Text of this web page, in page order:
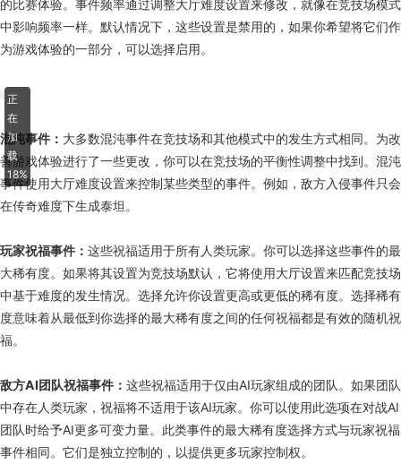
的比赛体验。事件频率通过调整大厅难度设置来修改，就像在竞技场模式
中影响频率一样。默认情况下，这些设置是禁用的，如果你希望将它们作
为游戏体验的一部分，可以选择启用。
正在加载63%
混沌事件： 大多数混沌事件在竞技场和其他模式中的发生方式相同。为改
事件使用大厅难度设置来控制某些类型的事件。例如，敌方入侵事件只会
在传奇难度下生成泰坦。
玩家祝福事件：这些祝福适用于所有人类玩家。你可以选择这些事件的最
大稀有度。如果将其设置为竞技场默认，它将使用大厅设置来匹配竞技场
度意味着从最低到你选择的最大稀有度之间的任何祝福都是有效的随机祝
福。
敌方AI团队祝福事件：这些祝福适用于仅由AI玩家组成的团队。如果团队